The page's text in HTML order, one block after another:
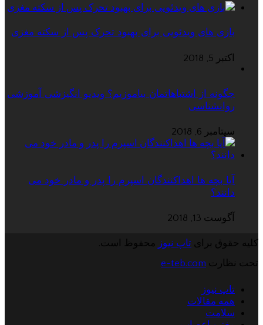
بازی های ویدئویی برای بهبود تحرک پس از سکته مغزی
اکتبر 5, 2018
چگونه از اشتباهاتمان بیاموزیم؟ ویدیو انگیزشی آموزشی
روانشناسی
سپتامبر 6, 2018
آیا بچه ها اهداکنندگان اسپرم را پدر و مادر خود می
دانند؟
آگوست 13, 2018
کلیه حقوق برای تاپ نیوز
محفوظ است.
تحت نظارت e-teb.com
تاپ نیوز
همه مقالات
سلامت